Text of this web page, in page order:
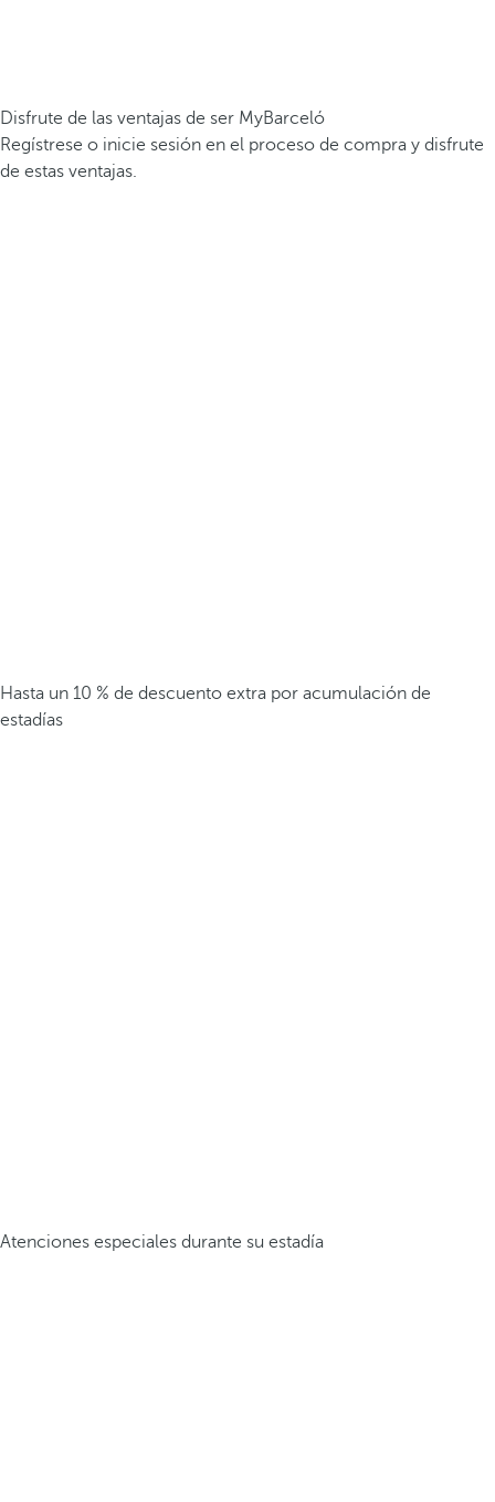
Disfrute de las ventajas de ser MyBarceló
Regístrese o inicie sesión en el proceso de compra y disfrute
de estas ventajas.
Hasta un 10 % de descuento extra por acumulación de
estadías
Atenciones especiales durante su estadía